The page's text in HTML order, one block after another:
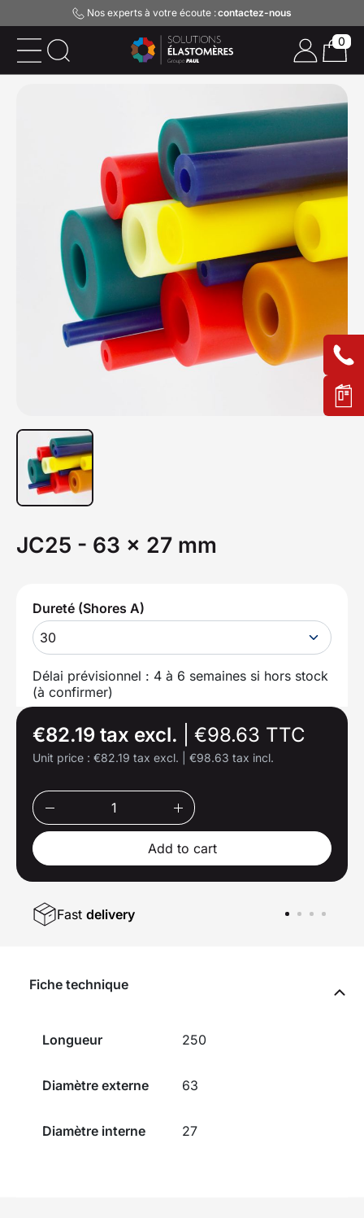
Nos experts à votre écoute :contactez-nous
JC25 - 63 x 27 mm
Dureté (Shores A)
30
Délai prévisionnel : 4 à 6 semaines si hors stock
(à confirmer)
€82.19 tax excl. €98.63 TTC
Unit price : €82.19 tax excl. €98.63 tax incl.
Add to cart
Fast delivery
Fiche technique
Longueur 250
Diamètre externe 63
Diamètre interne 27
0